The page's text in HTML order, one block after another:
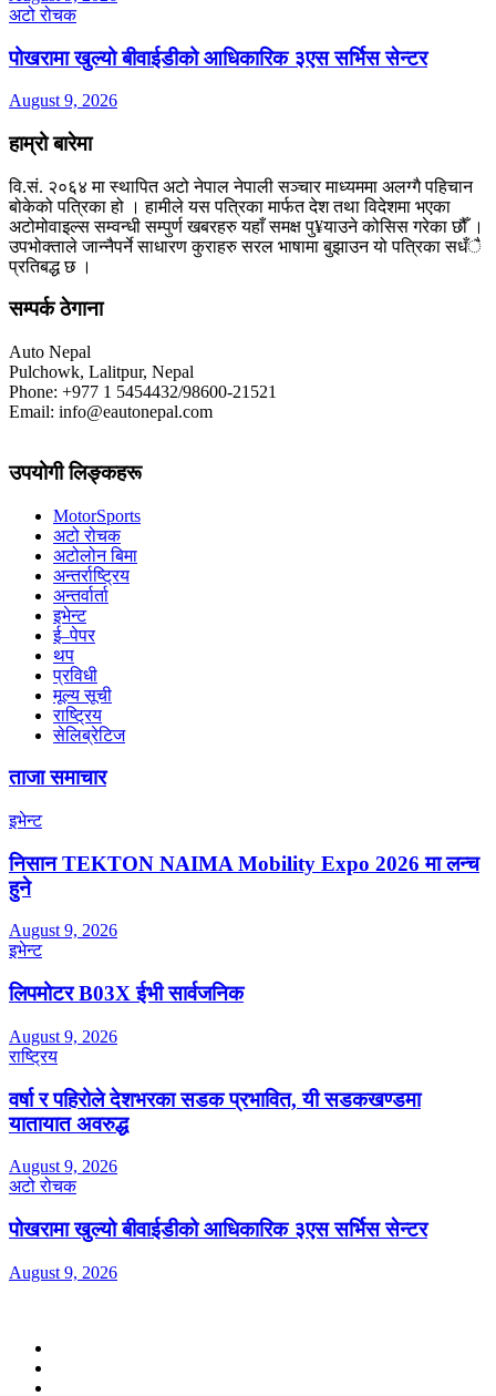
अटो रोचक
पोखरामा खुल्यो बीवाईडीको आधिकारिक ३एस सर्भिस सेन्टर
August 9, 2026
हाम्रो बारेमा
वि.सं. २०६४ मा स्थापित अटो नेपाल नेपाली सञ्चार माध्यममा अलग्गै पहिचान
बोकेको पत्रिका हो । हामीले यस पत्रिका मार्फत देश तथा विदेशमा भएका
अटोमोवाइल्स सम्वन्धी सम्पुर्ण खबरहरु यहाँ समक्ष पु¥याउने कोसिस गरेका छौँ ।
उपभोक्ताले जान्नैपर्ने साधारण कुराहरु सरल भाषामा बुझाउन यो पत्रिका सधँै
प्रतिबद्ध छ ।
सम्पर्क ठेगाना
Auto Nepal
Pulchowk, Lalitpur, Nepal
Phone: +977 1 5454432/98600-21521
Email: info@eautonepal.com
उपयोगी लिङ्कहरू
MotorSports
अटो रोचक
अटोलोन बिमा
अन्तर्राष्ट्रिय
अन्तर्वार्ता
इभेन्ट
ई–पेपर
थप
प्रविधी
मूल्य सूची
राष्ट्रिय
सेलिब्रेटिज
ताजा समाचार
इभेन्ट
निसान TEKTON NAIMA Mobility Expo 2026 मा लन्च
हुने
August 9, 2026
इभेन्ट
लिपमोटर B03X ईभी सार्वजनिक
August 9, 2026
राष्ट्रिय
वर्षा र पहिरोले देशभरका सडक प्रभावित, यी सडकखण्डमा
यातायात अवरुद्ध
August 9, 2026
अटो रोचक
पोखरामा खुल्यो बीवाईडीको आधिकारिक ३एस सर्भिस सेन्टर
August 9, 2026